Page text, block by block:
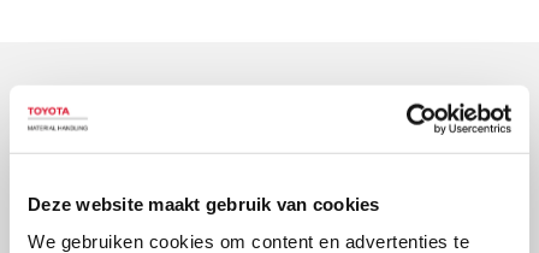
Deze website maakt gebruik van cookies
We gebruiken cookies om content en advertenties te
Over Toyota
Waarom kiezen voor Toyota